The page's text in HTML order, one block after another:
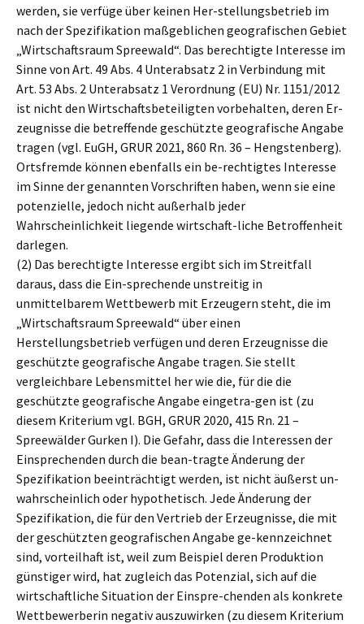
werden, sie verfüge über keinen Her-stellungsbetrieb im
nach der Spezifikation maßgeblichen geografischen Gebiet
„Wirtschaftsraum Spreewald“. Das berechtigte Interesse im
Sinne von Art. 49 Abs. 4 Unterabsatz 2 in Verbindung mit
Art. 53 Abs. 2 Unterabsatz 1 Verordnung (EU) Nr. 1151/2012
ist nicht den Wirtschaftsbeteiligten vorbehalten, deren Er-
zeugnisse die betreffende geschützte geografische Angabe
tragen (vgl. EuGH, GRUR 2021, 860 Rn. 36 – Hengstenberg).
Ortsfremde können ebenfalls ein be-rechtigtes Interesse
im Sinne der genannten Vorschriften haben, wenn sie eine
potenzielle, jedoch nicht außerhalb jeder
Wahrscheinlichkeit liegende wirtschaft-liche Betroffenheit
darlegen.
(2) Das berechtigte Interesse ergibt sich im Streitfall
daraus, dass die Ein-sprechende unstreitig in
unmittelbarem Wettbewerb mit Erzeugern steht, die im
„Wirtschaftsraum Spreewald“ über einen
Herstellungsbetrieb verfügen und deren Erzeugnisse die
geschützte geografische Angabe tragen. Sie stellt
vergleichbare Lebensmittel her wie die, für die die
geschützte geografische Angabe eingetra-gen ist (zu
diesem Kriterium vgl. BGH, GRUR 2020, 415 Rn. 21 –
Spreewälder Gurken I). Die Gefahr, dass die Interessen der
Einsprechenden durch die bean-tragte Änderung der
Spezifikation beeinträchtigt werden, ist nicht äußerst un-
wahrscheinlich oder hypothetisch. Jede Änderung der
Spezifikation, die für den Vertrieb der Erzeugnisse, die mit
der geschützten geografischen Angabe ge-kennzeichnet
sind, vorteilhaft ist, weil zum Beispiel deren Produktion
günstiger wird, hat zugleich das Potenzial, sich auf die
wirtschaftliche Situation der Einspre-chenden als konkrete
Wettbewerberin negativ auszuwirken (zu diesem Kriterium